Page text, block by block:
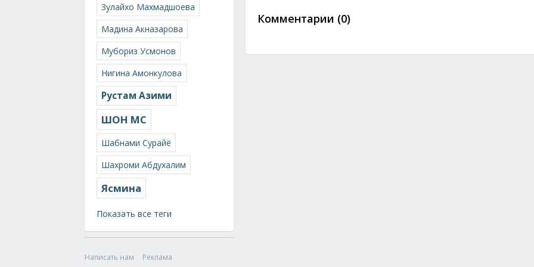
Зулайхо Махмадшоева
Мадина Акназарова
Мубориз Усмонов
Нигина Амонкулова
Рустам Азими
ШОН МС
Шабнами Сурайё
Шахроми Абдухалим
Ясмина
Показать все теги
Написать нам
Реклама
Комментарии (0)